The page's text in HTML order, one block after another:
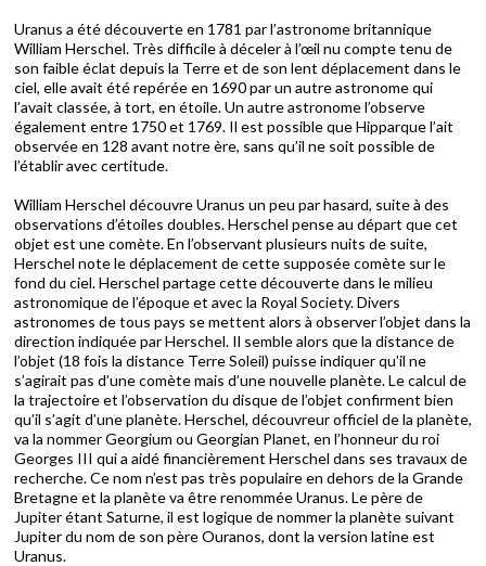
Uranus a été découverte en 1781 par l’astronome britannique
William Herschel. Très difficile à déceler à l’œil nu compte tenu de
son faible éclat depuis la Terre et de son lent déplacement dans le
ciel, elle avait été repérée en 1690 par un autre astronome qui
l’avait classée, à tort, en étoile. Un autre astronome l’observe
également entre 1750 et 1769. Il est possible que Hipparque l’ait
observée en 128 avant notre ère, sans qu’il ne soit possible de
l’établir avec certitude.
William Herschel découvre Uranus un peu par hasard, suite à des
observations d’étoiles doubles. Herschel pense au départ que cet
objet est une comète. En l’observant plusieurs nuits de suite,
Herschel note le déplacement de cette supposée comète sur le
fond du ciel. Herschel partage cette découverte dans le milieu
astronomique de l’époque et avec la Royal Society. Divers
astronomes de tous pays se mettent alors à observer l’objet dans la
direction indiquée par Herschel. Il semble alors que la distance de
l’objet (18 fois la distance Terre Soleil) puisse indiquer qu’il ne
s’agirait pas d’une comète mais d’une nouvelle planète. Le calcul de
la trajectoire et l’observation du disque de l’objet confirment bien
qu’il s’agit d’une planète. Herschel, découvreur officiel de la planète,
va la nommer Georgium ou Georgian Planet, en l’honneur du roi
Georges III qui a aidé financièrement Herschel dans ses travaux de
recherche. Ce nom n’est pas très populaire en dehors de la Grande
Bretagne et la planète va être renommée Uranus. Le père de
Jupiter étant Saturne, il est logique de nommer la planète suivant
Jupiter du nom de son père Ouranos, dont la version latine est
Uranus.